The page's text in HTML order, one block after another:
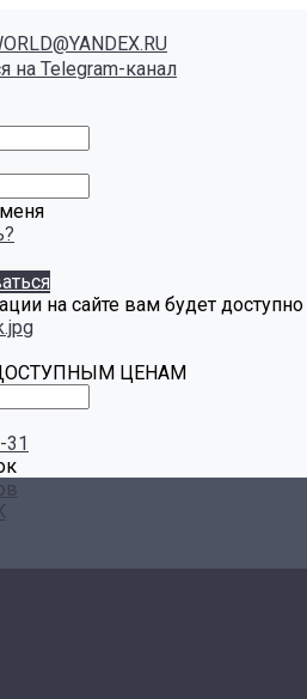
на Telegram-канал
на сайте вам будет
ЦЕНАМ
31